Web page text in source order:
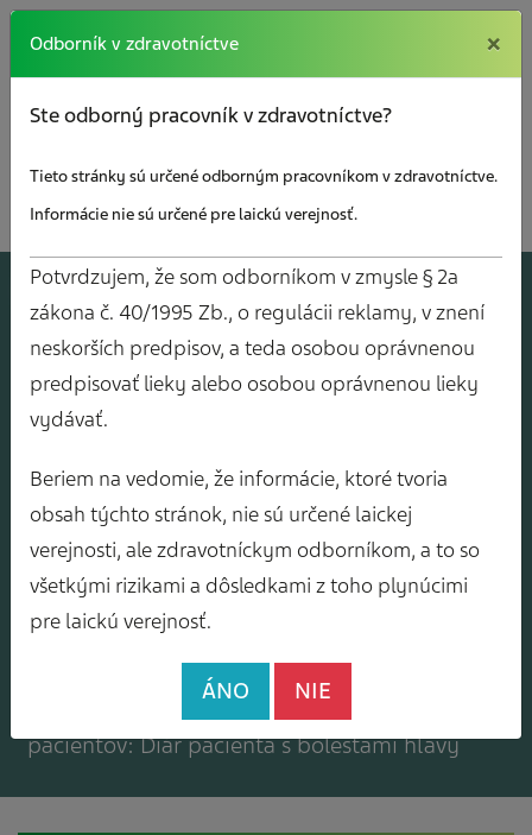
×
AJOV Y
Mám záujem o zasielanie odborného
spravodajcu
pacientov: Diár pacienta s bolesťami hlavy
Odborník v zdravotníctve ×
Ste odborný pracovník v zdravotníctve?
Tieto stránky sú určené odborným pracovníkom v zdravotníctve.
Informácie nie sú určené pre laickú verejnosť.
Potvrdzujem, že som odborníkom v zmysle § 2a
zákona č. 40/1995 Zb., o regulácii reklamy, v znení
neskorších predpisov, a teda osobou oprávnenou
predpisovať lieky alebo osobou oprávnenou lieky
vydávať.
Beriem na vedomie, že informácie, ktoré tvoria
obsah týchto stránok, nie sú určené laickej
verejnosti, ale zdravotníckym odborníkom, a to so
všetkými rizikami a dôsledkami z toho plynúcimi
pre laickú verejnosť.
ÁNO NIE